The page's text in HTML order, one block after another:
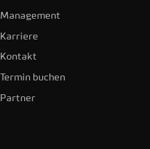
Management
Karriere
Kontakt
Termin buchen
Partner